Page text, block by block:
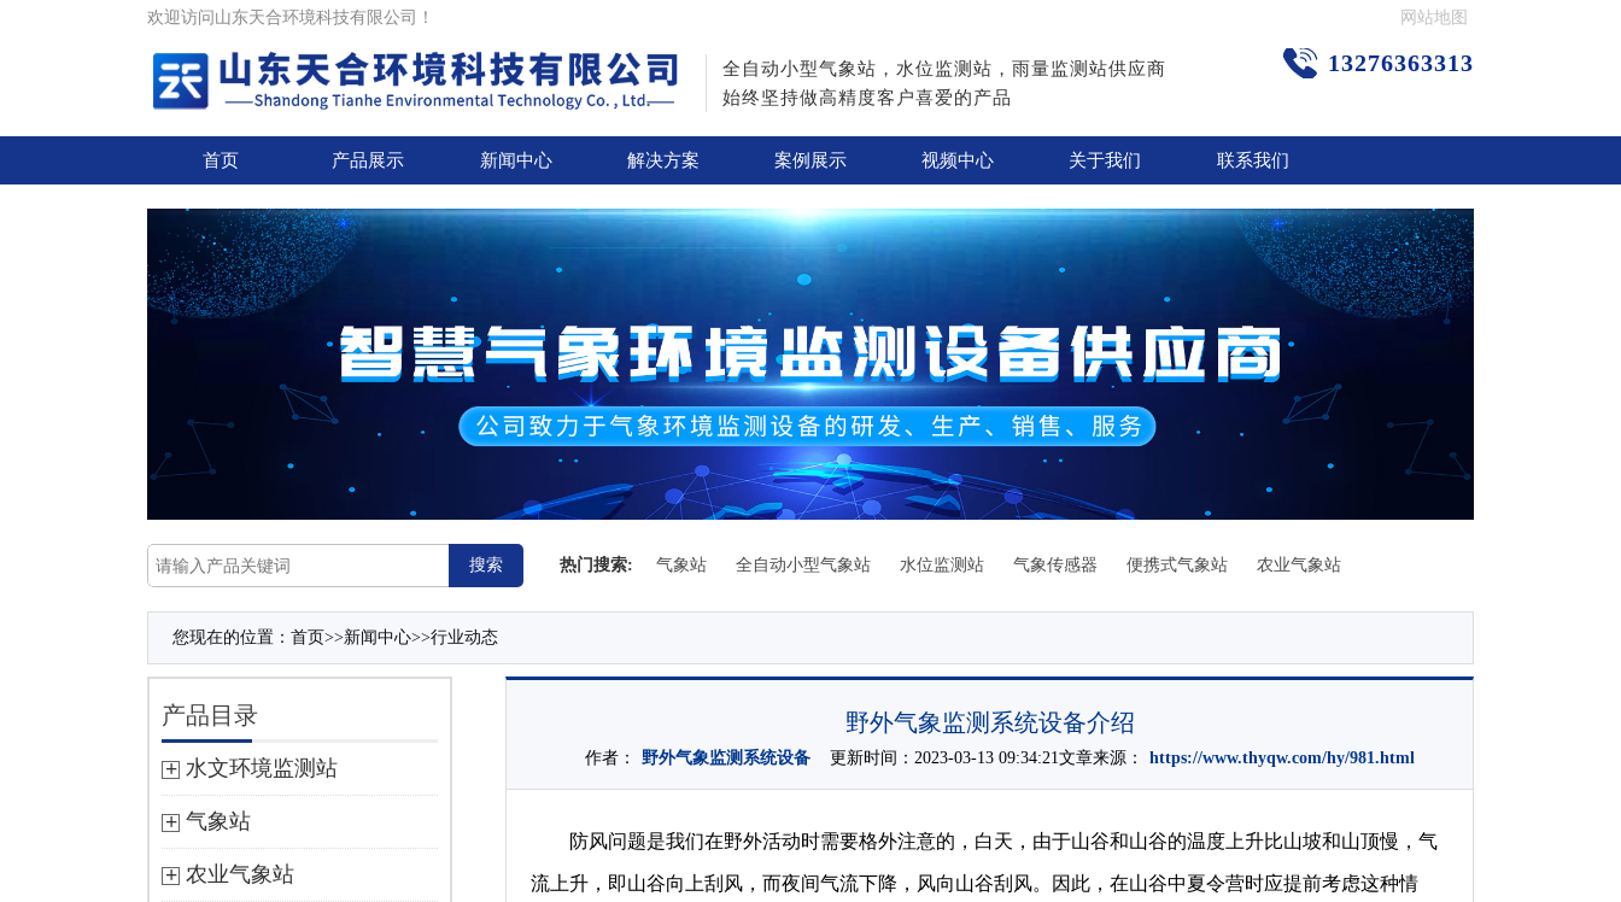
欢迎访问山东天合环境科技有限公司！ 网站地图
全自动小型气象站，水位监测站，雨量监测站供应商
始终坚持做高精度客户喜爱的产品
13276363313
首页 产品展示 新闻中心 解决方案 案例展示 视频中心 关于我们 联系我们
热门搜索: 气象站 全自动小型气象站 水位监测站 气象传感器 便携式气象站 农业气象站
您现在的位置： 首页>>新闻中心>>行业动态
产品目录
水文环境监测站
气象站
农业气象站
野外气象监测系统设备介绍
作者： 野外气象监测系统设备更新时间：2023-03-13 09:34:21文章来源： https://www.thyqw.com/hy/981.html
防风问题是我们在野外活动时需要格外注意的，白天，由于山谷和山谷的温度上升比山坡和山顶慢，气
流上升，即山谷向上刮风，而夜间气流下降，风向山谷刮风。因此，在山谷中夏令营时应提前考虑这种情